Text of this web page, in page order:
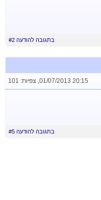
בתגובה להודעה #2
01/07/2013 20:15
, צפיות: 101
בתגובה להודעה #5